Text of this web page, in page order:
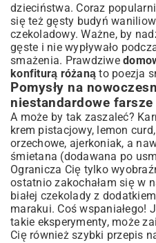
dzieciństwa. Coraz
się też gęsty budyń
czekoladowy. Ważne, by
gęste i nie wypływało
smażenia. Prawdziwe
konfiturą różaną to poezja
Pomysły na
niestandardowe farsze
A może by tak zaszaleć?
krem pistacjowy, lemon curd,
orzechowe, ajerkoniak, a
śmietana (dodawana po
Ogranicza Cię tylko
ostatnio zakochałam się w
białej czekolady z
marakui. Coś wspaniałego!
takie eksperymenty, może
Cię również szybki przepis